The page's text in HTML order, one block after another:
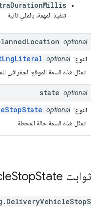
تنفيذ المهمة، بالملي ثانية
Location optional
النوع: optional
تمثّل هذه السمة الموقع الجغرافي
state optional
النوع: optional
تمثّل هذه السمة حالة المحطة.
ثوابت StopState
. DeliveryVehicleStopS